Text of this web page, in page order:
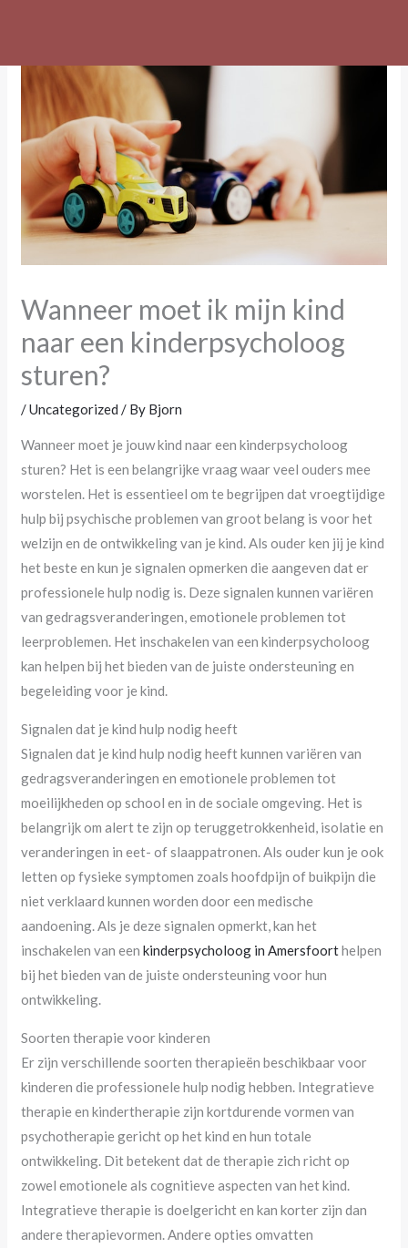
Wanneer moet ik mijn kind
naar een kinderpsycholoog
sturen?
/Uncategorized / By Bjorn
Wanneer moet je jouw kind naar een kinderpsycholoog
sturen? Het is een belangrijke vraag waar veel ouders mee
worstelen. Het is essentieel om te begrijpen dat vroegtijdige
hulp bij psychische problemen van groot belang is voor het
welzijn en de ontwikkeling van je kind. Als ouder ken jij je kind
het beste en kun je signalen opmerken die aangeven dat er
professionele hulp nodig is. Deze signalen kunnen variëren
van gedragsveranderingen, emotionele problemen tot
leerproblemen. Het inschakelen van een kinderpsycholoog
kan helpen bij het bieden van de juiste ondersteuning en
begeleiding voor je kind.
Signalen dat je kind hulp nodig heeft
Signalen dat je kind hulp nodig heeft kunnen variëren van
gedragsveranderingen en emotionele problemen tot
moeilijkheden op school en in de sociale omgeving. Het is
belangrijk om alert te zijn op teruggetrokkenheid, isolatie en
veranderingen in eet- of slaappatronen. Als ouder kun je ook
letten op fysieke symptomen zoals hoofdpijn of buikpijn die
niet verklaard kunnen worden door een medische
aandoening. Als je deze signalen opmerkt, kan het
inschakelen van eenkinderpsycholoog in Amersfoorthelpen
bij het bieden van de juiste ondersteuning voor hun
ontwikkeling.
Soorten therapie voor kinderen
Er zijn verschillende soorten therapieën beschikbaar voor
kinderen die professionele hulp nodig hebben. Integratieve
therapie en kindertherapie zijn kortdurende vormen van
psychotherapie gericht op het kind en hun totale
ontwikkeling. Dit betekent dat de therapie zich richt op
zowel emotionele als cognitieve aspecten van het kind.
Integratieve therapie is doelgericht en kan korter zijn dan
andere therapievormen. Andere opties omvatten